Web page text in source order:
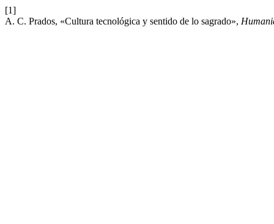
[1]
A. C. Prados, «Cultura tecnológica y sentido de lo sagrado»,